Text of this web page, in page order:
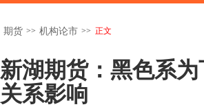
期货 >> 机构论市 >> 正文
新湖期货：黑色系
关系影响